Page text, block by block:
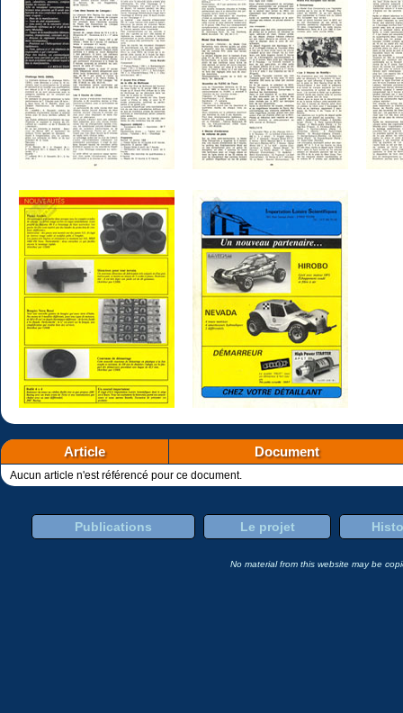
Article Document
Aucun article n'est référencé pour ce document.
Publications Le projet
No material from this website may be